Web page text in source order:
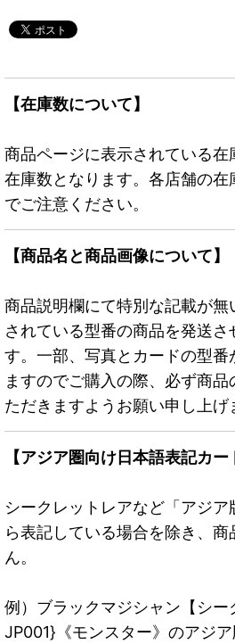
【在庫数について】
商品ページに表示されている
在庫数となります。各店舗の
でご注意ください。
【商品名と商品画像について】
商品説明欄にて特別な記載が
されている型番の商品を発送さ
す。一部、写真とカードの型
ますのでご購入の際、必ず商
ただきますようお願い申し上げ
【アジア圏向け日本語表記カー
シークレットレアなど「アジ
ら表記している場合を除き、
ん。
例）ブラックマジシャン【シ
JP001}《モンスター》のアジ